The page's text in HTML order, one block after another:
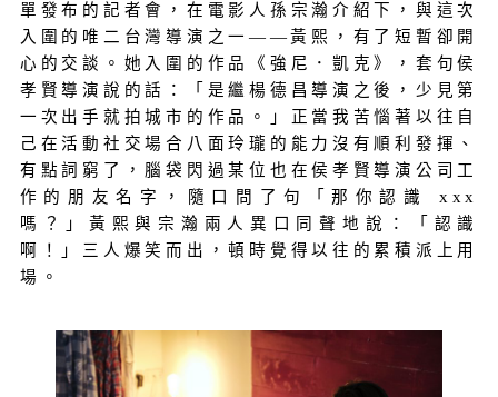
單發布的記者會，在電影人孫宗瀚介紹下，與這次
入圍的唯二台灣導演之一——黃熙，有了短暫卻開
心的交談。她入圍的作品《強尼．凱克》，套句侯
孝賢導演說的話：「是繼楊德昌導演之後，少見第
一次出手就拍城市的作品。」正當我苦惱著以往自
己在活動社交場合八面玲瓏的能力沒有順利發揮、
有點詞窮了，腦袋閃過某位也在侯孝賢導演公司工
作的朋友名字，隨口問了句「那你認識 xxx
嗎？」黃熙與宗瀚兩人異口同聲地說：「認識
啊！」三人爆笑而出，頓時覺得以往的累積派上用
場。